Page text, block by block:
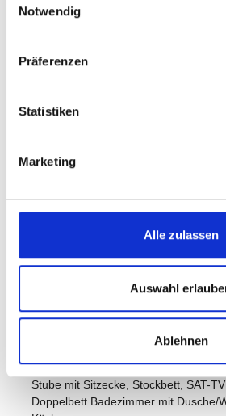
Notwendig
Präferenzen
Statistiken
Marketing
Alle zulassen
Auswahl
Ablehnen